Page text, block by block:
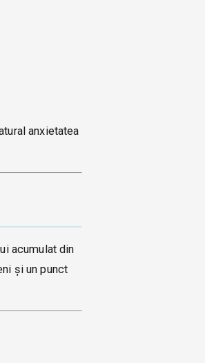
anxietatea
acumulat din
și un punct